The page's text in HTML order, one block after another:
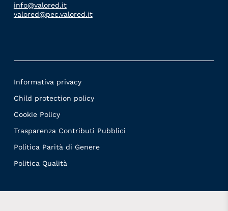
info@valored.it
valored@pec.valored.it
Informativa privacy
Child protection policy
Cookie Policy
Trasparenza Contributi Pubblici
Politica Parità di Genere
Politica Qualità